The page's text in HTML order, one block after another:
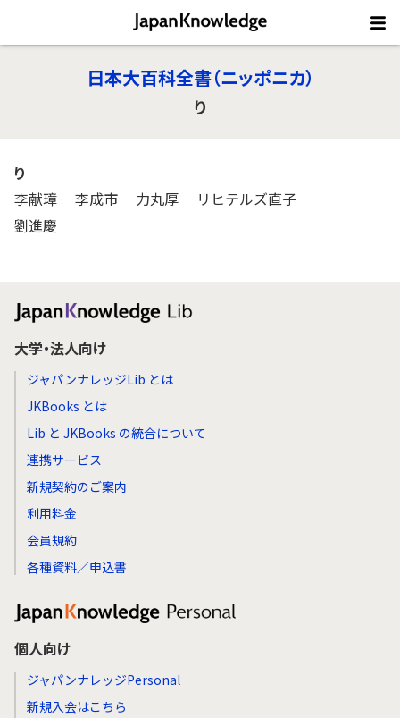
日本大百科全書（ニッポニカ）
り
り
李献璋
李成市 力丸厚
リヒテルズ直子
劉進慶
大学・法人向け
ジャパンナレッジLib とは
JKBooks とは
Lib と JKBooks の統合について
連携サービス
新規契約のご案内
利用料金
会員規約
各種資料／申込書
個人向け
ジャパンナレッジPersonal
新規入会はこちら